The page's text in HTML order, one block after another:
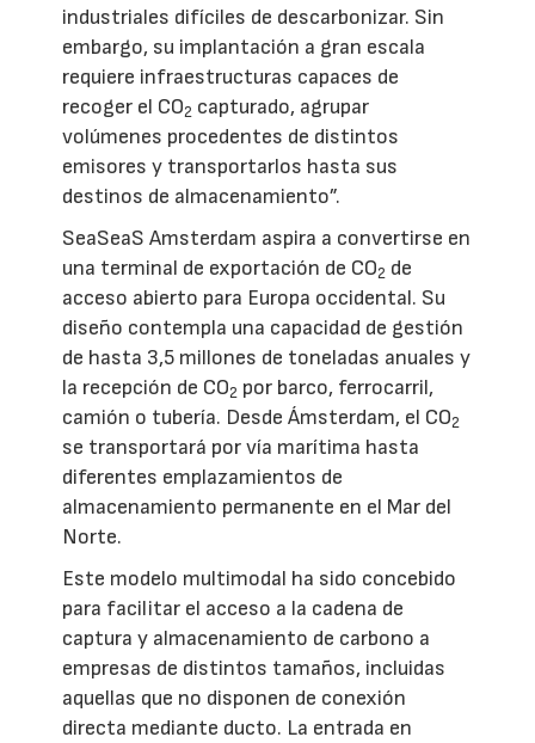
industriales difíciles de descarbonizar. Sin
embargo, su implantación a gran escala
requiere infraestructuras capaces de
recoger el CO2 capturado, agrupar
volúmenes procedentes de distintos
emisores y transportarlos hasta sus
destinos de almacenamiento”.
SeaSeaS Amsterdam aspira a convertirse en
una terminal de exportación de CO2 de
acceso abierto para Europa occidental. Su
diseño contempla una capacidad de gestión
de hasta 3,5 millones de toneladas anuales y
la recepción de CO2 por barco, ferrocarril,
camión o tubería. Desde Ámsterdam, el CO2
se transportará por vía marítima hasta
diferentes emplazamientos de
almacenamiento permanente en el Mar del
Norte.
Este modelo multimodal ha sido concebido
para facilitar el acceso a la cadena de
captura y almacenamiento de carbono a
empresas de distintos tamaños, incluidas
aquellas que no disponen de conexión
directa mediante ducto. La entrada en